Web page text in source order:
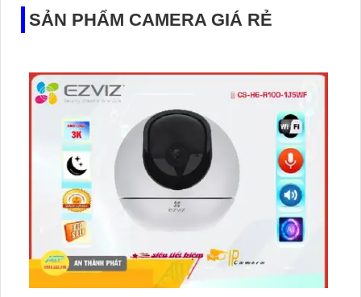
SẢN PHẨM CAMERA GIÁ RẺ